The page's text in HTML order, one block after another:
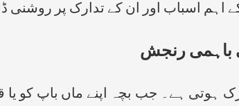
اہم اسباب اور ان کے تدارک پر
باہمی رنجش
ہوتی ہے۔ جب بچہ اپنے ماں باپ کو یا